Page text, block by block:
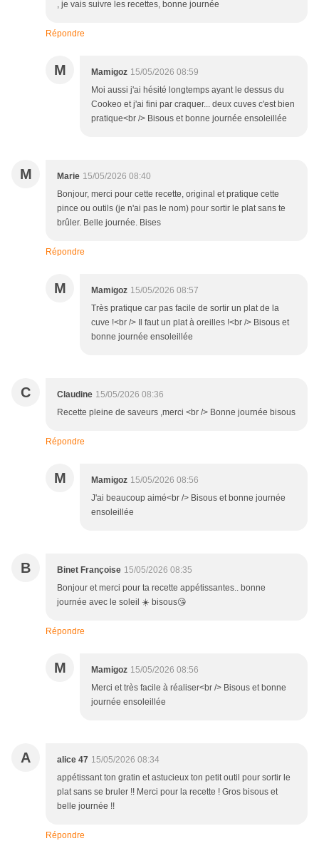
, je vais suivre les recettes, bonne journée
Répondre
M Mamigoz 15/05/2026 08:59
Moi aussi j'ai hésité longtemps ayant le dessus du
Cookeo et j'ai fini par craquer... deux cuves c'est bien
pratique<br /> Bisous et bonne journée ensoleillée
M Marie 15/05/2026 08:40
Bonjour, merci pour cette recette, original et pratique cette
pince ou outils (je n'ai pas le nom) pour sortir le plat sans te
brûler. Belle journée. Bises
Répondre
M Mamigoz 15/05/2026 08:57
Très pratique car pas facile de sortir un plat de la
cuve !<br /> Il faut un plat à oreilles !<br /> Bisous et
bonne journée ensoleillée
C Claudine 15/05/2026 08:36
Recette pleine de saveurs ,merci <br /> Bonne journée bisous
Répondre
M Mamigoz 15/05/2026 08:56
J'ai beaucoup aimé<br /> Bisous et bonne journée
ensoleillée
B Binet Françoise 15/05/2026 08:35
Bonjour et merci pour ta recette appétissantes.. bonne
journée avec le soleil ☀️ bisous😘
Répondre
M Mamigoz 15/05/2026 08:56
Merci et très facile à réaliser<br /> Bisous et bonne
journée ensoleillée
A alice 47 15/05/2026 08:34
appétissant ton gratin et astucieux ton petit outil pour sortir le
plat sans se bruler !! Merci pour la recette ! Gros bisous et
belle journée !!
Répondre